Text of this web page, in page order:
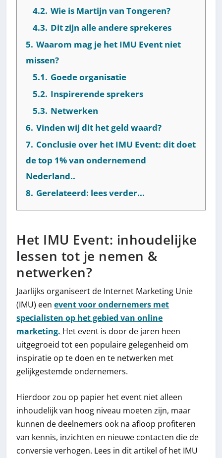
4.2. Wie is Martijn van Tongeren?
4.3. Dit zijn alle andere sprekeres
5. Waarom mag je het IMU Event niet
missen?
5.1. Goede organisatie
5.2. Inspirerende sprekers
5.3. Netwerken
6. Vinden wij dit het geld waard?
7. Conclusie over het IMU Event: dit doet
de top 1% van ondernemend
Nederland..
8. Gerelateerd: lees verder...
Het IMU Event: inhoudelijke
lessen tot je nemen &
netwerken?
Jaarlijks organiseert de Internet Marketing Unie
(IMU) eenevent voor ondernemers met
specialisten op het gebied van online
marketing. Het event is door de jaren heen
uitgegroeid tot een populaire gelegenheid om
inspiratie op te doen en te netwerken met
gelijkgestemde ondernemers.
Hierdoor zou op papier het event niet alleen
inhoudelijk van hoog niveau moeten zijn, maar
kunnen de deelnemers ook na afloop profiteren
van kennis, inzichten en nieuwe contacten die de
conversie verhogen. Lees in dit artikel of het IMU